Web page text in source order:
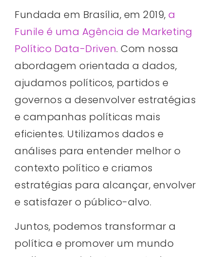
Fundada em Brasília, em 2019, a
Funile é uma Agência de Marketing
Político Data-Driven. Com nossa
abordagem orientada a dados,
ajudamos políticos, partidos e
governos a desenvolver estratégias
e campanhas políticas mais
eficientes. Utilizamos dados e
análises para entender melhor o
contexto político e criamos
estratégias para alcançar, envolver
e satisfazer o público-alvo.
Juntos, podemos transformar a
política e promover um mundo